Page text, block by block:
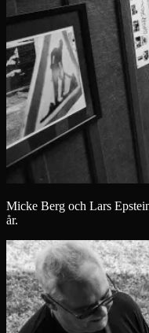
Micke Berg och Lars
år.